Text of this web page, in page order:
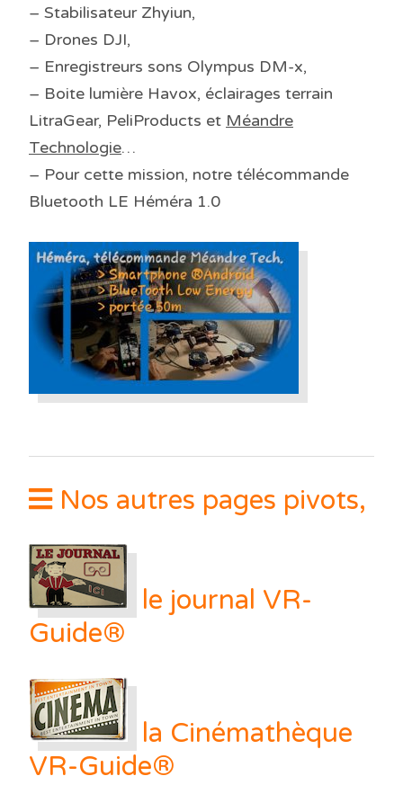
– Stabilisateur Zhyiun,
– Drones DJI,
– Enregistreurs sons Olympus DM-x,
– Boite lumière Havox, éclairages terrain
LitraGear, PeliProducts et Méandre
Technologie…
– Pour cette mission, notre télécommande
Bluetooth LE Héméra 1.0
Nos autres pages pivots,
le journal VR-
Guide®
la Cinémathèque
VR-Guide®